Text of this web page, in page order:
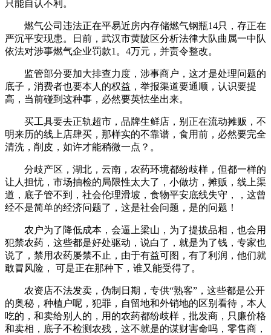
只能自认不利。
燃气公司违法正在平易近房内存储燃气钢瓶14只，存正在
严沉平安现患。日前，武汉市黄陂区分析法律大队曲属一中队
依法对涉事燃气企业罚款1。4万元，并责令整改。
监管部分要加大排查力度，涉事商户，这才是处理问题的
底子，消费者也要本人的权益，举报渠道要通顺，认识要提
高，当前碰到这种事，必然要英怯坐出来。
买工具要去正轨超市，品牌生鲜店，别正在流动摊贩，不
明来历的线上店肆买，那样实的不靠谱，食用前，必然要完全
清洗，削皮，如许才能稍微一点？。
分歧产区，湖北，云南，农药环境都纷歧样，但都一样的
让人担忧，市场抽检的局限性太大了，小做坊，摊贩，线上渠
道，底子管不到，社会伦理滑坡，食物平安底线失守，，这曾
经不是简单的经济问题了，这是社会问题，是的问题！
农户为了降低成本，会逼上梁山，为了提拔品相，也会用
犯禁农药，这些都是好处驱动，说白了，就是为了钱，专家也
说了，禁用农药屡禁不止，由于有益可图，有了利润，他们就
敢冒风险， 可是正在那种下，谁又能受得了。
农资店不法发卖，伪制日期，专供“熟客”，这些都是公开
的奥秘，种植户呢，犯罪，自留地和外销地的区别看待，本人
吃的，和卖给别人的，用的农药都纷歧样，批发商，只廉价格
和卖相，底子不检测农残，这不就是的谋财害命吗，零售商，